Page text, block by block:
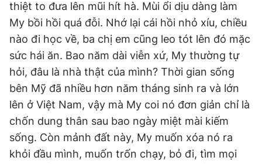
thiệt to đưa lên mũi hít hà. Mùi ổi dịu dàng làm
My bồi hồi quá đỗi. Nhớ lại cái hồi nhỏ xíu, chiều
nào đi học về, ba chị em cũng leo tót lên đó mặc
sức hái ăn. Bao năm dài viễn xứ, My thường tự
hỏi, đâu là nhà thật của mình? Thời gian sống
bên Mỹ đã nhiều hơn năm tháng sinh ra và lớn
lên ở Việt Nam, vậy mà My coi nó đơn giản chỉ là
chốn dung thân sau bao ngày miệt mài kiếm
sống. Còn mảnh đất này, My muốn xóa nó ra
khỏi đầu mình, muốn trốn chạy, bỏ đi, tìm mọi